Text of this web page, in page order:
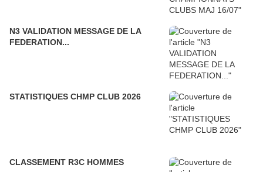
N3 VALIDATION MESSAGE DE LA
FEDERATION...
STATISTIQUES CHMP CLUB 2026
CLASSEMENT R3C HOMMES